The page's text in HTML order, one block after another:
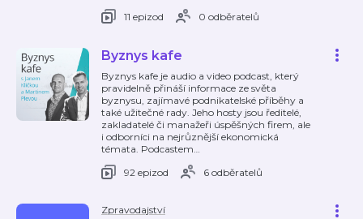
11 epizod
0 odběratelů
Byznys kafe
Byznys kafe je audio a video podcast, který
pravidelně přináší informace ze světa
byznysu, zajímavé podnikatelské příběhy a
také užitečné rady. Jeho hosty jsou ředitelé,
zakladatelé či manažeři úspěšných firem, ale
i odborníci na nejrůznější ekonomická
témata. Podcastem…
92 epizod
6 odběratelů
Zpravodajství